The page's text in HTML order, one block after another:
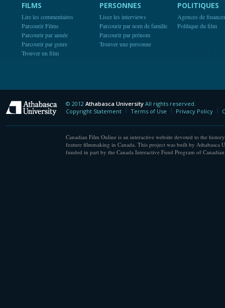
FILMS
Lire les commentaires
Parcourir Films
Parcourir par année
Parcourir par genre
Trouver un film
PERSONNES
Lisez les interviews
Parcourir par nom de famille
Parcourir par prénom
Trouver une personne
POLITIQUES
Agences de
Politique du film
Athabasca University
© 2012 Athabasca University All rights reserved.
Copyright Statement
Terms of Use Privacy Policy
Canadian Film Online is an interactive website devoted to the
feature filmmaking in Canada. This project was built by Athabasca
funded in part by the Canada Interactive Fund Program of